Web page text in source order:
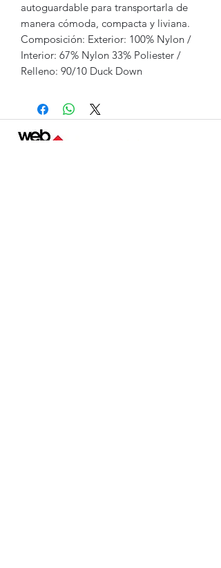
autoguardable para transportarla de
manera cómoda, compacta y liviana.
Composición: Exterior: 100% Nylon /
Interior: 67% Nylon 33% Poliester /
Relleno: 90/10 Duck Down